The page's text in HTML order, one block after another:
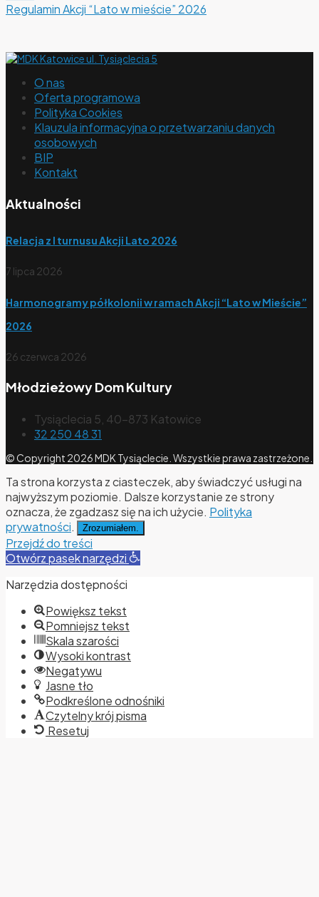
Regulamin Akcji “Lato w mieście” 2026
O nas
Oferta programowa
Polityka Cookies
Klauzula informacyjna o przetwarzaniu danych
osobowych
BIP
Kontakt
Aktualności
Relacja z I turnusu Akcji Lato 2026
7 lipca 2026
Harmonogramy półkolonii w ramach Akcji “Lato w Mieście”
2026
26 czerwca 2026
Młodzieżowy Dom Kultury
Tysiąclecia 5, 40-873 Katowice
32 250 48 31
© Copyright 2026 MDK Tysiąclecie. Wszystkie prawa zastrzeżone.
Ta strona korzysta z ciasteczek, aby świadczyć usługi na
najwyższym poziomie. Dalsze korzystanie ze strony
oznacza, że zgadzasz się na ich użycie. Polityka
prywatności. Zrozumiałem.
Przejdź do treści
Otwórz pasek narzędzi
Narzędzia dostępności
Powiększ tekst
Pomniejsz tekst
Skala szarości
Wysoki kontrast
Negatywu
Jasne tło
Podkreślone odnośniki
Czytelny krój pisma
Resetuj